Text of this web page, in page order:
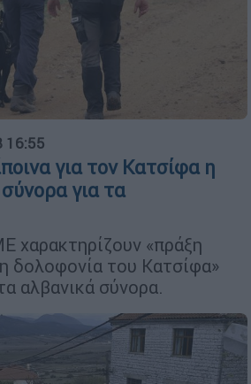
16:55
για τον Κατσίφα η
για τα
χαρακτηρίζουν «πράξη
δολοφονία του Κατσίφα»
αλβανικά σύνορα.